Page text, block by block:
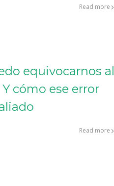
Read more
equivocarnos al
cómo ese error
Read more